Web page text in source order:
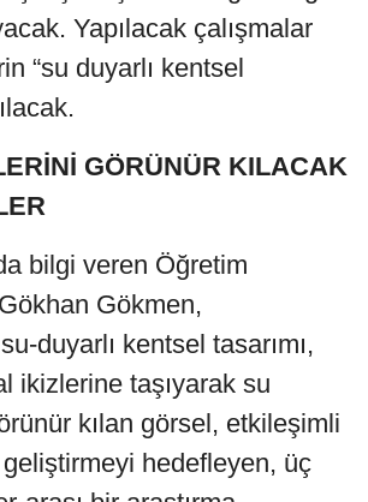
Yapılacak çalışmalar
“su duyarlı kentsel
GÖRÜNÜR KILACAK
bilgi veren Öğretim
Gökmen,
duyarlı kentsel tasarımı,
ikizlerine taşıyarak su
kılan görsel, etkileşimli
geliştirmeyi hedefleyen, üç